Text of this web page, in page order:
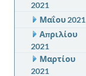
2021
Μαΐου 2021
Απριλίου
2021
Μαρτίου
2021